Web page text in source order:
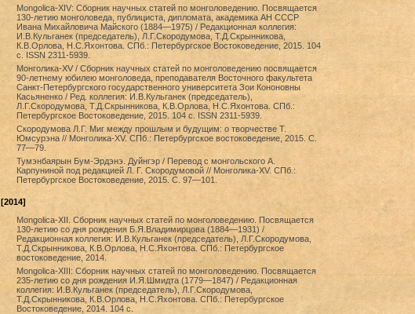
Mongolica-XIV: Сборник научных статей по монголоведению. Посвящается
130-летию монголоведа, публициста, дипломата, академика АН СССР
Ивана Михайловича Майского (1884—1975) / Редакционная коллегия:
И.В.Кульганек (председатель), Л.Г.Скородумова, Т.Д.Скрынникова,
К.В.Орлова, Н.С.Яхонтова. СПб.: Петербургское Востоковедение, 2015. 104
с. ISSN 2311-5939.
Монголика-XV / Сборник научных статей по монголоведению посвящается
90-летнему юбилею монголоведа, преподавателя Восточного факультета
Санкт-Петербургского государственного университета Зои Кононовны
Касьяненко / Ред. коллегия: И.В.Кульганек (председатель),
Л.Г.Скородумова, Т.Д.Скрынникова, К.В.Орлова, Н.С.Яхонтова. СПб.:
Петербургское Востоковедение, 2015. 104 с. ISSN 2311-5939.
Скородумова Л.Г. Миг между прошлым и будущим: о творчестве Т.
Юмсурэна // Монголика-XV. СПб.: Петербургское востоковедение, 2015. С.
77—79.
Тумэнбаярын Бум-Эрдэнэ. Дуйнгэр / Перевод с монгольского А.
Карпуниной под редакцией Л. Г. Скородумовой // Монголика-XV. СПб.:
Петербургское Востоковедение, 2015. С. 97—101.
[2014]
Mongolica-XII. Сборник научных статей по монголоведению. Посвящается
130-летию со дня рождения Б.Я.Владимирцова (1884—1931) /
Редакционная коллегия: И.В.Кульганек (председатель), Л.Г.Скородумова,
Т.Д.Скрынникова, К.В.Орлова, Н.С.Яхонтова. СПб.: Петербургское
востоковедение, 2014.
Mongolica-XIII: Сборник научных статей по монголоведению. Посвящается
235-летию со дня рождения И.Я.Шмидта (1779—1847) / Редакционная
коллегия: И.В.Кульганек (председатель), Л.Г.Скородумова,
Т.Д.Скрынникова, К.В.Орлова, Н.С.Яхонтова. СПб.: Петербургское
Востоковедение, 2014. 104 с.